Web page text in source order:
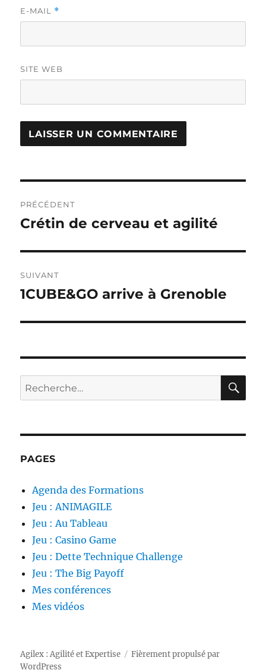
E-MAIL *
SITE WEB
de
PRÉCÉDENT
Publication
Crétin de cerveau et agilité
SUIVANT
Publication
1CUBE&GO arrive à Grenoble
Recherche
pour :
PAGES
Agenda des Formations
Jeu : ANIMAGILE
Jeu : Au Tableau
Jeu : Casino Game
Jeu : Dette Technique Challenge
Jeu : The Big Payoff
Mes conférences
Mes vidéos
Agilex : Agilité et Expertise
Fièrement propulsé par
WordPress